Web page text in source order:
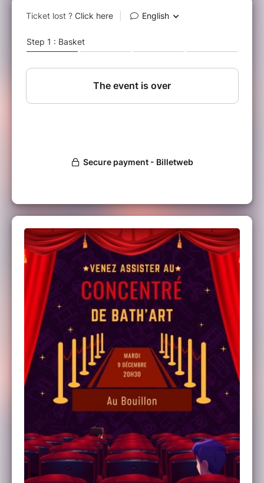
Venez découvrir une troupe dynamique,
tout sous le signe du partage et de la
convivialité !
En bref,
cette soirée est l’occasion parfaite
pour en savoir plus sur Bath’art, découvrir le
Bath’Art est une association étudiante de
l’université d’Orléans mais elle est accessible à
tous les amateurs et passionnés de théâtre,
qu’ils soient étudiants ou non.